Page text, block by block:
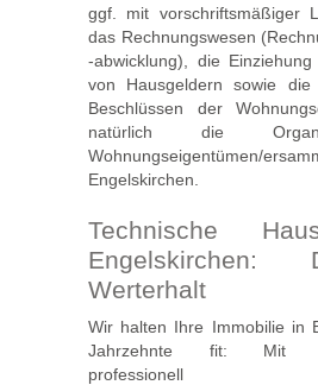
ggf. mit vorschriftsmäßiger
das Rechnungswesen
-abwicklung), die
von Hausgeldern sowie die
Beschlüssen der
natürlich die
Wohnungseigentümen/
Engelskirchen.
Technische
Engelskirchen:
Werterhalt
Wir halten Ihre Immobilie in
Jahrzehnte fit: Mit
professionell